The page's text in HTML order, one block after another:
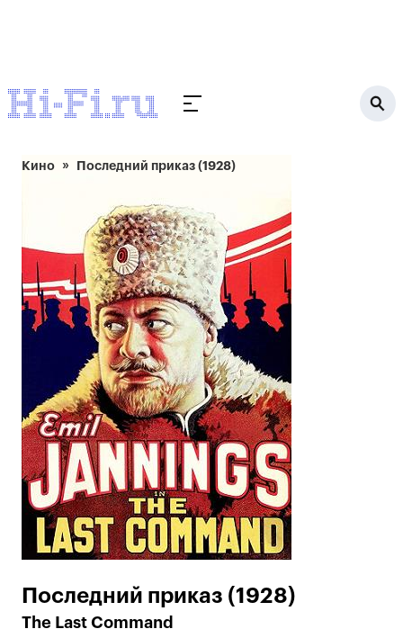
Кино Последний приказ (1928)
Последний приказ (1928)
The Last Command